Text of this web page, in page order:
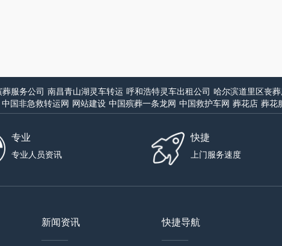
服务公司 南昌青山湖灵车转运 呼和浩特灵车出租公司 哈尔滨道里区丧
中国非急救转运网 网站建设 中国殡葬一条龙网 中国救护车网 葬花店 葬花
专业
专业人员资讯
快捷
上门服务速度
新闻资讯
——
快捷导航
——